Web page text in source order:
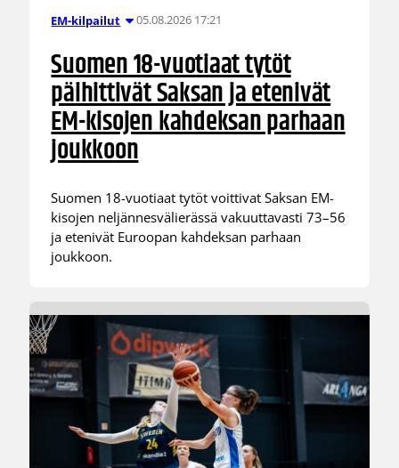
EM-kilpailut 05.08.2026 17:21
Suomen 18-vuotiaat tytöt
päihittivät Saksan ja etenivät
EM-kisojen kahdeksan parhaan
joukkoon
Suomen 18-vuotiaat tytöt voittivat Saksan EM-
kisojen neljännesvälierässä vakuuttavasti 73–56
ja etenivät Euroopan kahdeksan parhaan
joukkoon.